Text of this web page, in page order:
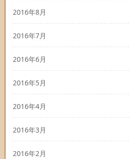
2016年8月
2016年7月
2016年6月
2016年5月
2016年4月
2016年3月
2016年2月